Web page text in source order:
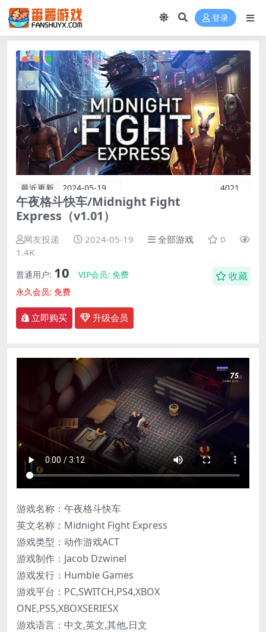
登录
最近更新 2024-05-19 4021
午夜格斗快车/Midnight Fight
Express（v1.01）
网友投递 2024-05-19 全部游戏
0
1.4K
普通用户: 10 VIP会员: 免费
永久会员: 免费
收藏
立即购买 升级会员
游戏名称：午夜格斗快车
英文名称：Midnight Fight Express
游戏类型：动作游戏ACT
游戏制作：Jacob Dzwinel
游戏发行：Humble Games
游戏平台：PC,SWITCH,PS4,XBOX
ONE,PS5,XBOXSERIESX
游戏语言：中文,英文,其他,日文